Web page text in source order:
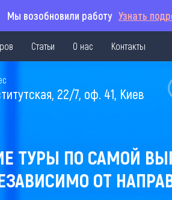
Мы возобновили работу Узнать
Статьи О нас Контакты
22/7, оф. 41, Киев
ТУРЫ ПО САМОЙ
ОТ